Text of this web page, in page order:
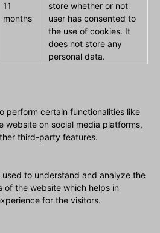
11
months
store whether or not
user has consented to
the use of cookies. It
does not store any
personal data.
perform certain functionalities like
website on social media platforms,
third-party features.
to understand and analyze the
of the website which helps in
for the visitors.